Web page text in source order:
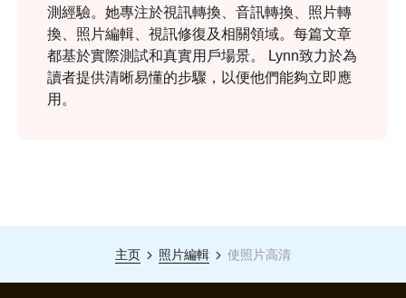
測經驗。她專注於視訊轉換、音訊轉換、照片轉
換、照片編輯、視訊修復及相關領域。每篇文章
都基於實際測試和真實用戶場景。 Lynn致力於為
讀者提供清晰易懂的步驟，以便他們能夠立即應
用。
主页 照片編輯 使照片高清